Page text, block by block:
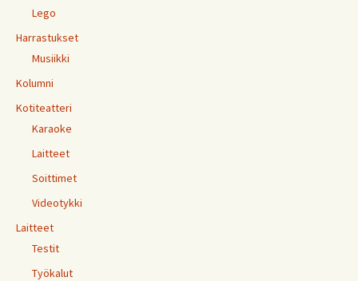
Lego
Harrastukset
Musiikki
Kolumni
Kotiteatteri
Karaoke
Laitteet
Soittimet
Videotykki
Laitteet
Testit
Työkalut